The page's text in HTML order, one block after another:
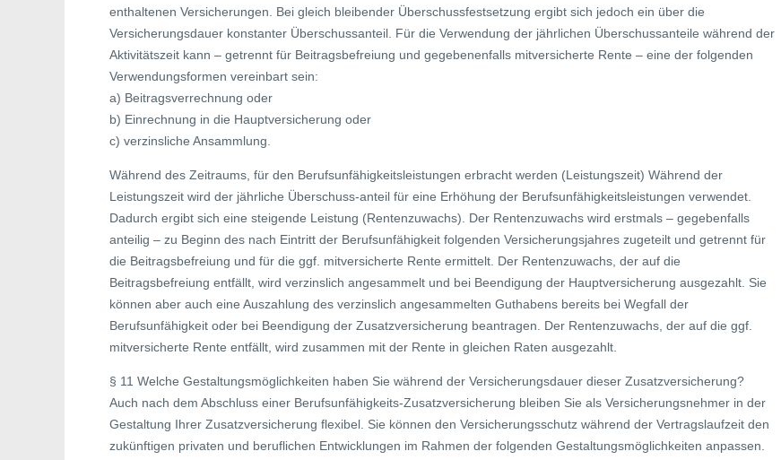
enthaltenen Versicherungen. Bei gleich bleibender Überschussfestsetzung ergibt sich jedoch ein über die
Versicherungsdauer konstanter Überschussanteil. Für die Verwendung der jährlichen Überschussanteile während der
Aktivitätszeit kann – getrennt für Beitragsbefreiung und gegebenenfalls mitversicherte Rente – eine der folgenden
Verwendungsformen vereinbart sein:
a) Beitragsverrechnung oder
b) Einrechnung in die Hauptversicherung oder
c) verzinsliche Ansammlung.
Während des Zeitraums, für den Berufsunfähigkeitsleistungen erbracht werden (Leistungszeit) Während der
Leistungszeit wird der jährliche Überschuss-anteil für eine Erhöhung der Berufsunfähigkeitsleistungen verwendet.
Dadurch ergibt sich eine steigende Leistung (Rentenzuwachs). Der Rentenzuwachs wird erstmals – gegebenfalls
anteilig – zu Beginn des nach Eintritt der Berufsunfähigkeit folgenden Versicherungsjahres zugeteilt und getrennt für
die Beitragsbefreiung und für die ggf. mitversicherte Rente ermittelt. Der Rentenzuwachs, der auf die
Beitragsbefreiung entfällt, wird verzinslich angesammelt und bei Beendigung der Hauptversicherung ausgezahlt. Sie
können aber auch eine Auszahlung des verzinslich angesammelten Guthabens bereits bei Wegfall der
Berufsunfähigkeit oder bei Beendigung der Zusatzversicherung beantragen. Der Rentenzuwachs, der auf die ggf.
mitversicherte Rente entfällt, wird zusammen mit der Rente in gleichen Raten ausgezahlt.
§ 11 Welche Gestaltungsmöglichkeiten haben Sie während der Versicherungsdauer dieser Zusatzversicherung?
Auch nach dem Abschluss einer Berufsunfähigkeits-Zusatzversicherung bleiben Sie als Versicherungsnehmer in der
Gestaltung Ihrer Zusatzversicherung flexibel. Sie können den Versicherungsschutz während der Vertragslaufzeit den
zukünftigen privaten und beruflichen Entwicklungen im Rahmen der folgenden Gestaltungsmöglichkeiten anpassen.